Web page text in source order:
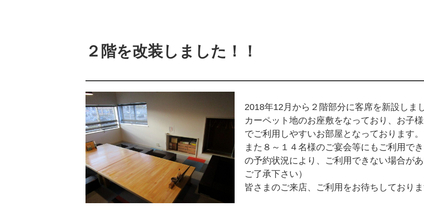
２階を改装しました！！
2018年12月から２階部分に客席を新設しまし
カーペット地のお座敷をなっており、お子
でご利用しやすいお部屋となっております。
また８～１４名様のご宴会等にもご利用で
の予約状況により、ご利用できない場合があ
ご了承下さい）
皆さまのご来店、ご利用をお待ちしておりま